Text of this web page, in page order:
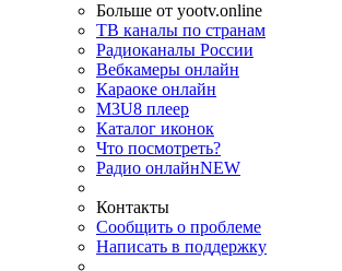
Больше от yootv.online
ТВ каналы по странам
Радиоканалы России
Вебкамеры онлайн
Караоке онлайн
M3U8 плеер
Каталог иконок
Что посмотреть?
Радио онлайнNEW
Контакты
Сообщить о проблеме
Написать в поддержку